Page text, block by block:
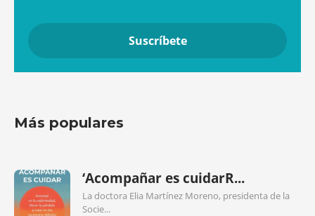
Más populares
‘Acompañar es cuidarR...
La doctora Elia Martínez Moreno, presidenta de la
Socie...